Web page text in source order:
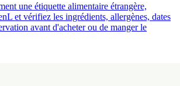
une étiquette alimentaire étrangère,
et vérifiez les ingrédients, allergènes, dates
avant d'acheter ou de manger le